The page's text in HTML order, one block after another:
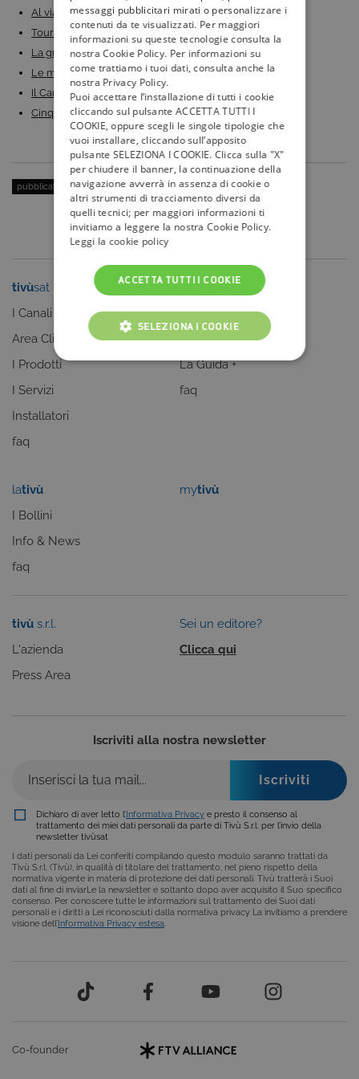
Al via il Giro d’Italia 2024 su Rai 2: atleti,…
Tour de France 2024: calendario, ciclisti e dove…
La grande musica a luglio su Mezzo: jazz, opera,…
Le migliori serie tv su Giallo: i titoli crime e…
Il Cantante Mascherato 2023 su Rai 1 HD:…
Cinque settimane, cinque appuntamenti con il grande…
pubblicato il:4 Luglio 2017 | categoria:Serie Tv e Fiction
tivùsat
I Canali
Area Clienti
I Prodotti
I Servizi
Installatori
faq
tivù la guida
I programmi
I canali
La Guida +
faq
lativù
I Bollini
Info & News
faq
mytivù
tivù s.r.l.
L'azienda
Press Area
Sei un editore?
Clicca qui
Iscriviti alla nostra newsletter
Dichiaro di aver letto l’Informativa Privacy e presto il consenso al
trattamento dei miei dati personali da parte di Tivù S.r.l. per l’invio della
newsletter tivùsat
I dati personali da Lei conferiti compilando questo modulo saranno trattati da
Tivù S.r.l. (Tivù), in qualità di titolare del trattamento, nel pieno rispetto della
normativa vigente in materia di protezione dei dati personali. Tivù tratterà i Suoi
dati al fine di inviarLe la newsletter e soltanto dopo aver acquisito il Suo specifico
consenso. Per conoscere tutte le informazioni sul trattamento dei Suoi dati
personali e i diritti a Lei riconosciuti dalla normativa privacy La invitiamo a prendere
visione dell’Informativa Privacy estesa
Co-founder
messaggi pubblicitari mirati o personalizzare i
contenuti da te visualizzati. Per maggiori
informazioni su queste tecnologie consulta la
nostra Cookie Policy. Per informazioni su
come trattiamo i tuoi dati, consulta anche la
nostra Privacy Policy.
Puoi accettare l’installazione di tutti i cookie
cliccando sul pulsante ACCETTA TUTTI I
COOKIE, oppure scegli le singole tipologie che
vuoi installare, cliccando sull’apposito
pulsante SELEZIONA I COOKIE. Clicca sulla "X"
per chiudere il banner, la continuazione della
navigazione avverrà in assenza di cookie o
altri strumenti di tracciamento diversi da
quelli tecnici; per maggiori informazioni ti
invitiamo a leggere la nostra Cookie Policy.
Leggi la cookie policy
ACCETTA TUTTI I COOKIE
SELEZIONA I COOKIE
COOKIE TECNICI
COOKIE ANALITICI
risposta ad azioni da te effettuate nel corso della
servizi ai sensi di legge, come la corretta
carrello). È possibile impostare il browser per
riguardo alla loro installazione, ma in tal caso
norma, dati personali.
Nome
Dominio
ASP.NET_SessionId
Corporation
www.tivu.tv
sessione
piattaforma
uso
utilizzato da
siti scritti
tecnologie
basate su
CookieScriptConsent
.tivu.tv